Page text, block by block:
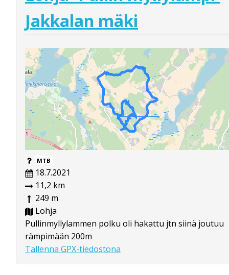
Jakkalan mäki
MTB
18.7.2021
11,2 km
249 m
Lohja
Pullinmyllylammen polku oli hakattu jtn siinä joutuu
rämpimään 200m
Tallenna GPX-tiedostona